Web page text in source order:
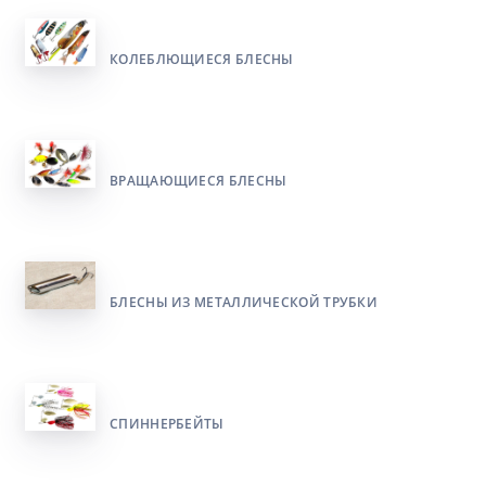
КОЛЕБЛЮЩИЕСЯ БЛЕСНЫ
ВРАЩАЮЩИЕСЯ БЛЕСНЫ
БЛЕСНЫ ИЗ МЕТАЛЛИЧЕСКОЙ ТРУБКИ
СПИННЕРБЕЙТЫ